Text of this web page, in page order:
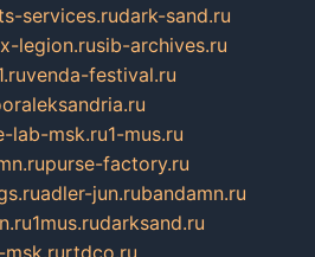
services.rudark-sand.ru
x-legion.rusib-archives.ru
venda-festival.ru
lab-msk.ru1-mus.ru
purse-factory.ru
adler-jun.rubandamn.ru
1mus.rudarksand.ru
rtdco.ru